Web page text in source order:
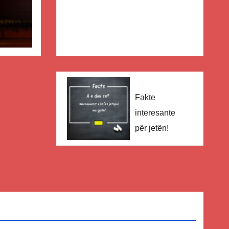
Fakte
interesante
për jetën!